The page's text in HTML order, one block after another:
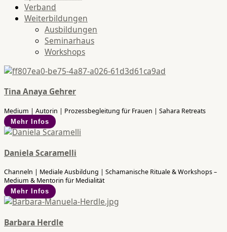
Verband
Weiterbildungen
Ausbildungen
Seminarhaus
Workshops
Tina Anaya Gehrer
Medium | Autorin | Prozessbegleitung für Frauen | Sahara Retreats
Mehr Infos
Daniela Scaramelli
Channeln | Mediale Ausbildung | Schamanische Rituale & Workshops –
Medium & Mentorin für Medialität
Mehr Infos
Barbara Herdle